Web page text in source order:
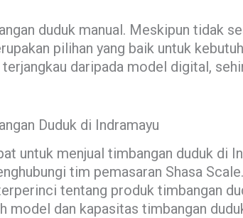
duduk manual. Meskipun tidak
pilihan yang baik untuk
daripada model digital,
Duduk di Indramayu
untuk menjual timbangan duduk di
tim pemasaran Shasa
tentang produk timbangan
model dan kapasitas timbangan